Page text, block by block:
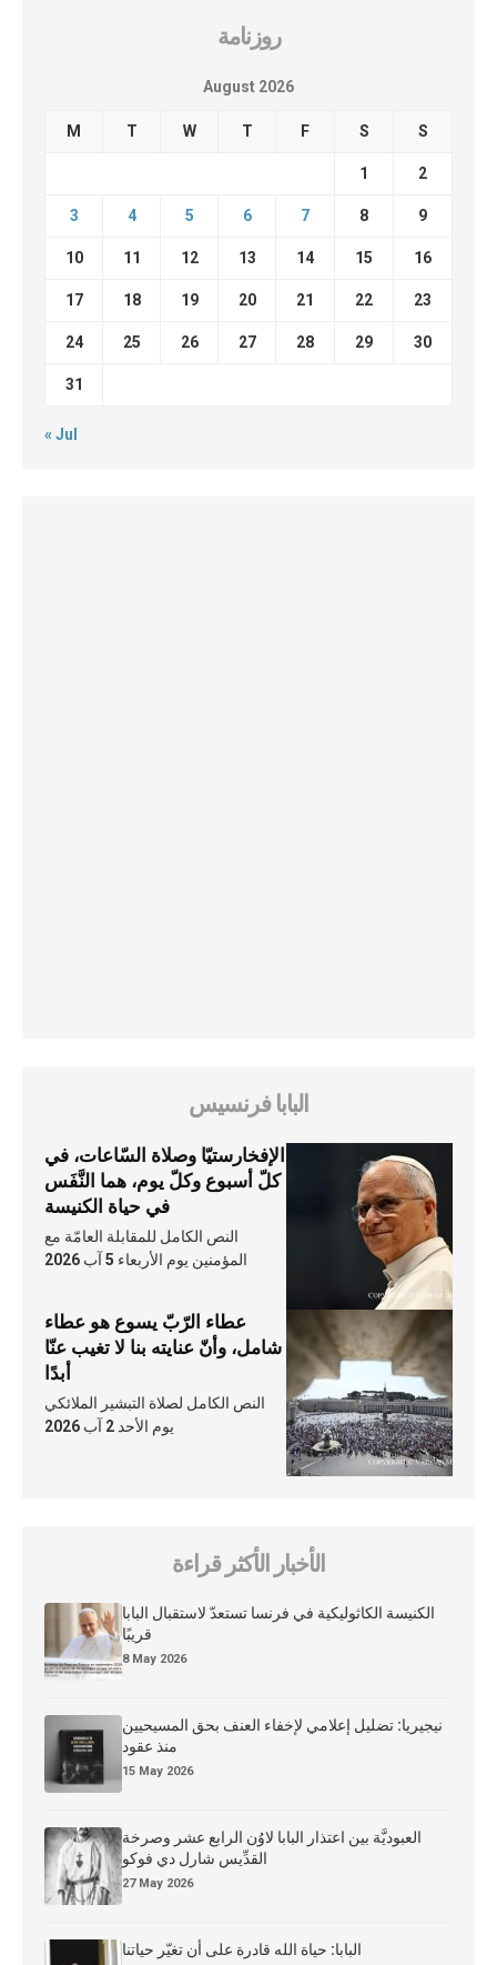
روزنامة
August 2026
M T W T F S S
1 2
3 4 5 6 7 8 9
10 11 12 13 14 15 16
17 18 19 20 21 22 23
24 25 26 27 28 29 30
31
« Jul
البابا فرنسيس
الإفخارستيّا وصلاة السّاعات، في
كلّ أسبوع وكلّ يوم، هما النَّفَس
في حياة الكنيسة
النص الكامل للمقابلة العامّة مع
المؤمنين يوم الأربعاء 5 آب 2026
عطاء الرّبّ يسوع هو عطاء
شامل، وأنّ عنايته بنا لا تغيب عنّا
أبدًا
النص الكامل لصلاة التبشير الملائكي
يوم الأحد 2 آب 2026
الأخبار الأكثر قراءة
الكنيسة الكاثوليكية في فرنسا تستعدّ لاستقبال البابا
قريبًا
8 May 2026
نيجيريا: تضليل إعلامي لإخفاء العنف بحق المسيحيين
منذ عقود
15 May 2026
العبوديَّة بين اعتذار البابا لاوُن الرابع عشر وصرخة
القدِّيس شارل دي فوكو
27 May 2026
البابا: حياة الله قادرة على أن تغيّر حياتنا